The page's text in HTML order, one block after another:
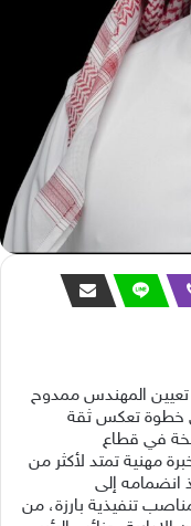
تعيين المهندس ممدوح
خطوة تعكس ثقة
في قطاع
مهنية تمتد لأكثر من
انضمامه إلى
تدرّج في عدة مناصب تنفيذية بارزة، من